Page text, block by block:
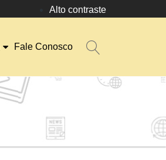
Alto contraste
Fale Conosco